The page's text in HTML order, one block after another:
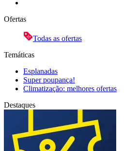
Ofertas
Todas as ofertas
Temáticas
Esplanadas
Super poupança!
Climatização: melhores ofertas
Destaques